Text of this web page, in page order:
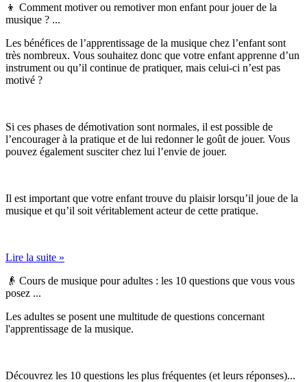
👦 Comment motiver ou remotiver mon enfant pour jouer de la
musique ? ...
Les bénéfices de l’apprentissage de la musique chez l’enfant sont
très nombreux. Vous souhaitez donc que votre enfant apprenne d’un
instrument ou qu’il continue de pratiquer, mais celui-ci n’est pas
motivé ?
Si ces phases de démotivation sont normales, il est possible de
l’encourager à la pratique et de lui redonner le goût de jouer. Vous
pouvez également susciter chez lui l’envie de jouer.
Il est important que votre enfant trouve du plaisir lorsqu’il joue de la
musique et qu’il soit véritablement acteur de cette pratique.
Lire la suite »
👴 Cours de musique pour adultes : les 10 questions que vous vous
posez ...
Les adultes se posent une multitude de questions concernant
l'apprentissage de la musique.
Découvrez les 10 questions les plus fréquentes (et leurs réponses)...